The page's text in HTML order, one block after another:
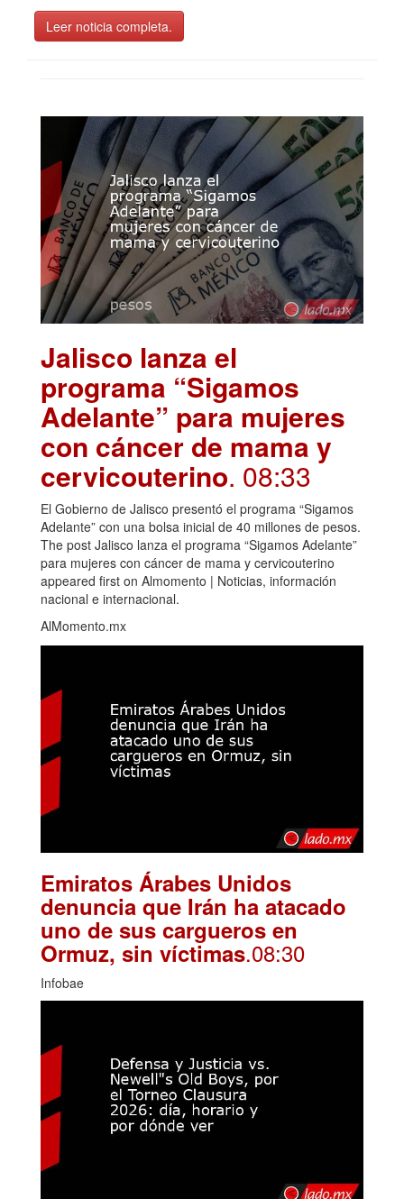
Leer noticia completa.
Jalisco lanza el
programa “Sigamos
Adelante” para mujeres
con cáncer de mama y
cervicouterino. 08:33
El Gobierno de Jalisco presentó el programa “Sigamos
Adelante” con una bolsa inicial de 40 millones de pesos.
The post Jalisco lanza el programa “Sigamos Adelante”
para mujeres con cáncer de mama y cervicouterino
appeared first on Almomento | Noticias, información
nacional e internacional.
AlMomento.mx
Emiratos Árabes Unidos
denuncia que Irán ha atacado
uno de sus cargueros en
Ormuz, sin víctimas.08:30
Infobae